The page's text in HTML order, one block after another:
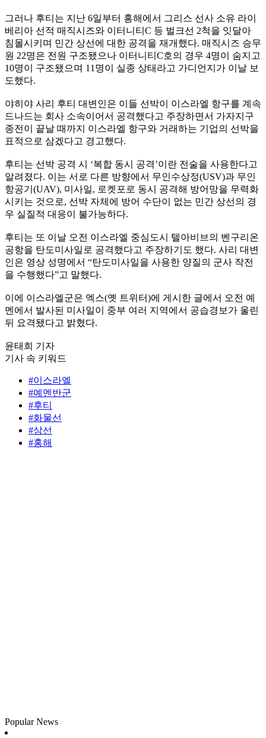
그러나 후티는 지난 6일부터 홍해에서 그리스 선사 소유 라이
베리아 선적 매직시즈와 이터니티C 등 벌크선 2척을 잇달아
침몰시키며 민간 상선에 대한 공격을 재개했다. 매직시즈 승무
원 22명은 전원 구조됐으나 이터니티C호의 경우 4명이 숨지고
10명이 구조됐으며 11명이 실종 상태라고 가디언지가 이날 보
도했다.
야히야 사리 후티 대변인은 이들 선박이 이스라엘 항구를 계속
드나드는 회사 소속이어서 공격했다고 주장하면서 가자지구
종전이 끝날 때까지 이스라엘 항구와 거래하는 기업의 선박을
표적으로 삼겠다고 경고했다.
후티는 선박 공격 시 ‘복합 동시 공격’이란 전술을 사용한다고
알려졌다. 이는 서로 다른 방향에서 무인수상정(USV)과 무인
항공기(UAV), 미사일, 로켓포로 동시 공격해 방어망을 무력화
시키는 것으로, 선박 자체에 방어 수단이 없는 민간 상선의 경
우 실질적 대응이 불가능하다.
후티는 또 이날 오전 이스라엘 중심도시 텔아비브의 벤구리온
공항을 탄도미사일로 공격했다고 주장하기도 했다. 사리 대변
인은 영상 성명에서 “탄도미사일을 사용한 양질의 군사 작전
을 수행했다”고 말했다.
이에 이스라엘군은 엑스(옛 트위터)에 게시한 글에서 오전 예
멘에서 발사된 미사일이 중부 여러 지역에서 공습경보가 울린
뒤 요격됐다고 밝혔다.
윤태희 기자
기사 속 키워드
#이스라엘
#예멘반군
#후티
#화물선
#상선
#홍해
Popular News